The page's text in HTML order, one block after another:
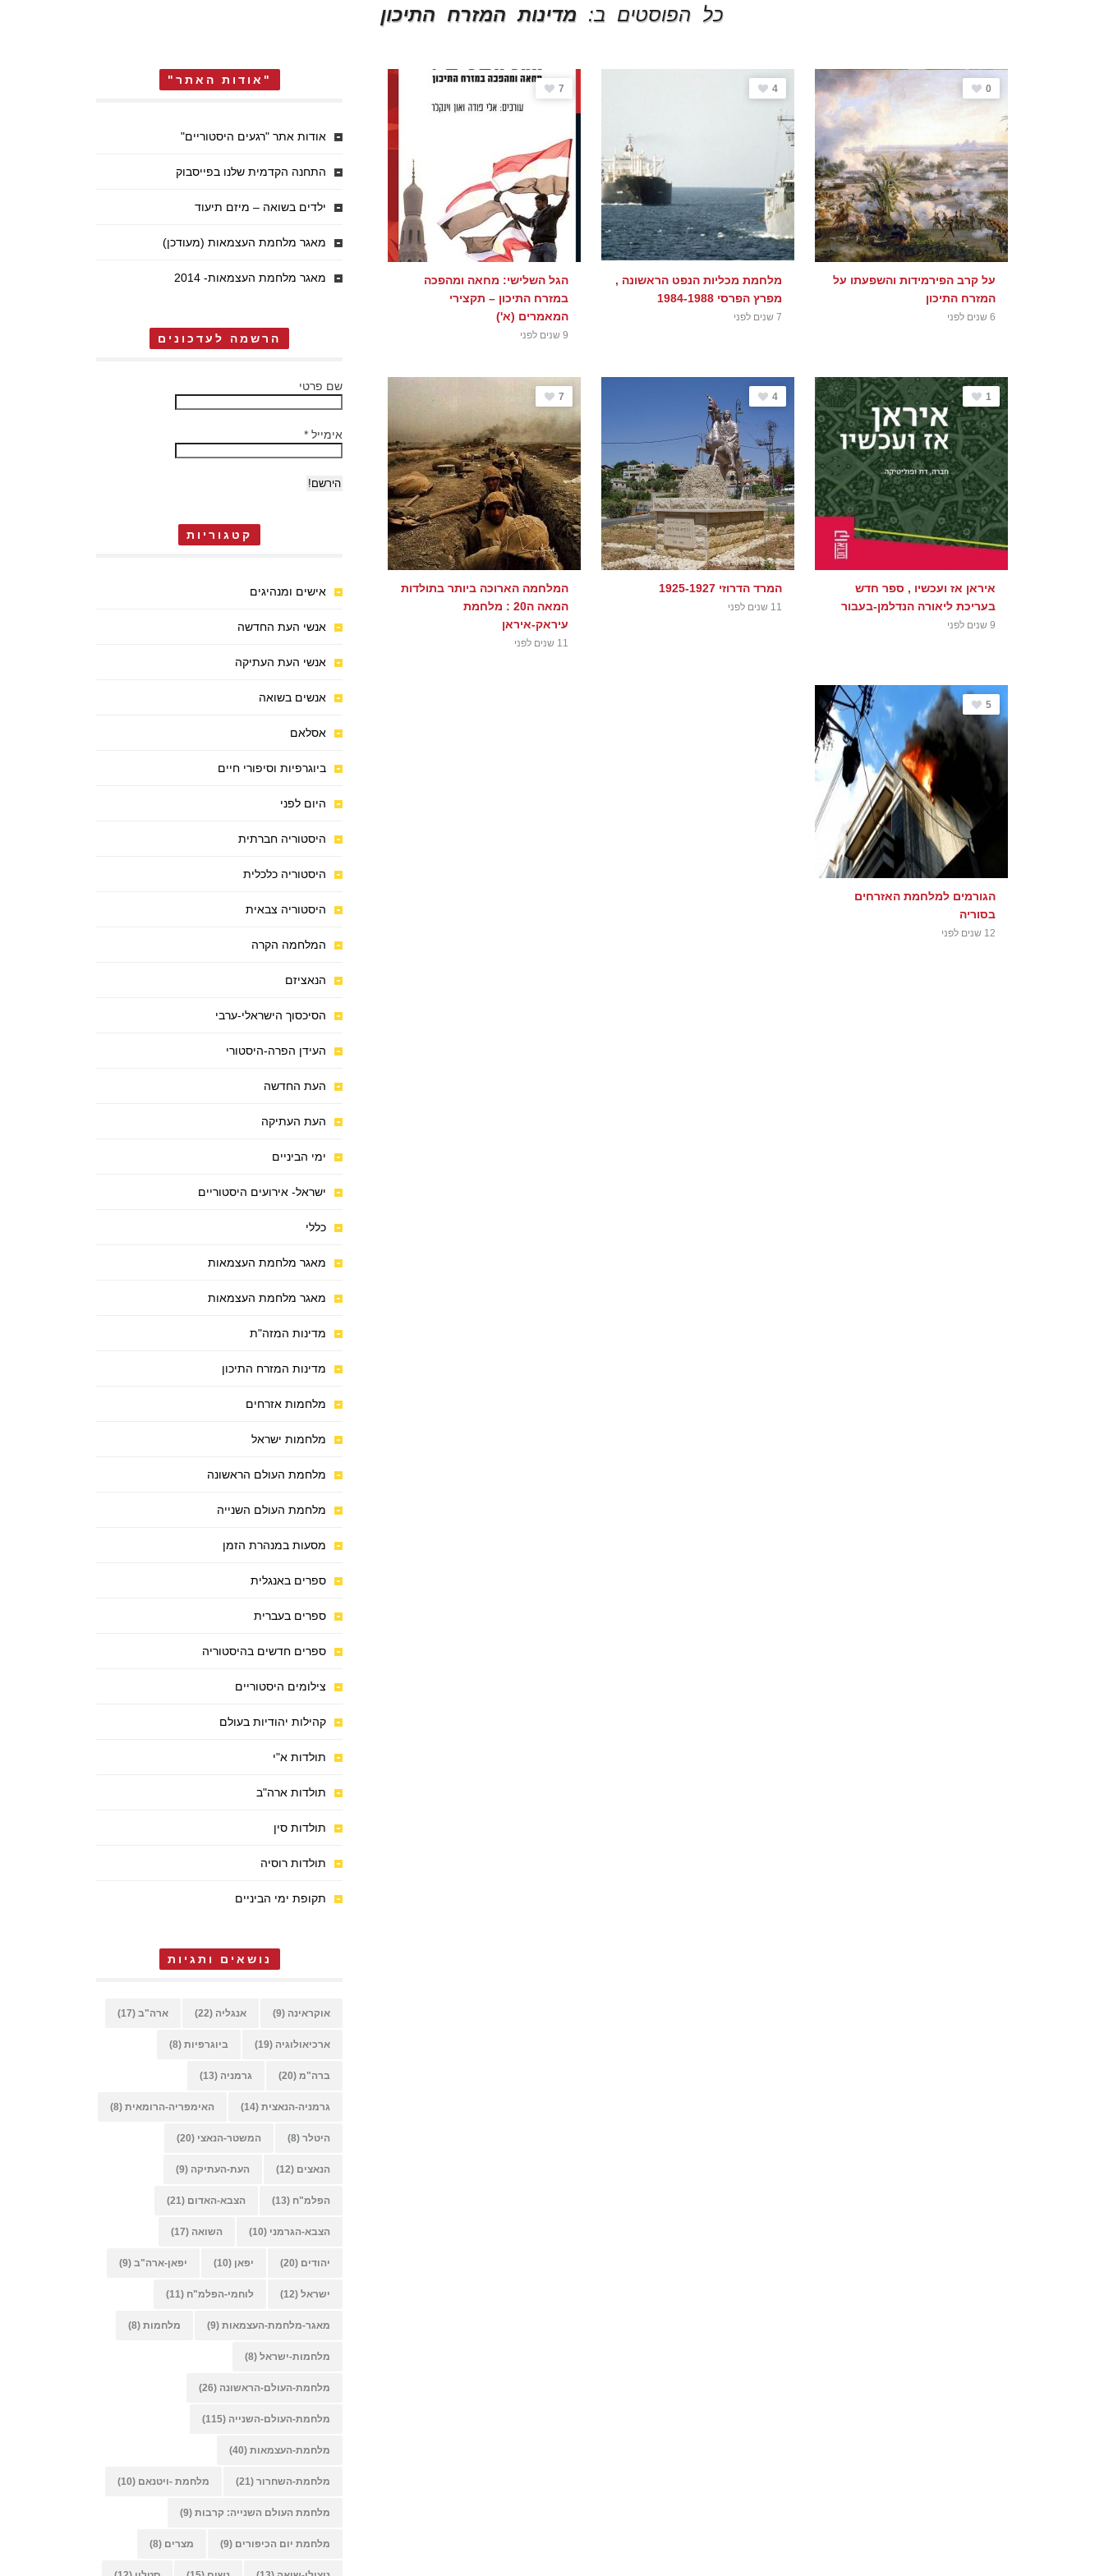
כל הפוסטים ב: מדינות המזרח התיכון
0
על קרב הפירמידות והשפעתו על
המזרח התיכון
6 שנים לפני
4
מלחמת מכליות הנפט הראשונה ,
מפרץ הפרסי 1984-1988
7 שנים לפני
7
הגל השלישי: מחאה ומהפכה
במזרח התיכון – תקצירי
המאמרים (א')
9 שנים לפני
1
איראן אז ועכשיו , ספר חדש
בעריכת ליאורה הנדלמן-בעבור
9 שנים לפני
4
המרד הדרוזי 1925-1927
11 שנים לפני
7
המלחמה הארוכה ביותר בתולדות
המאה ה20 : מלחמת
עיראק-איראן
11 שנים לפני
5
הגורמים למלחמת האזרחים
בסוריה
12 שנים לפני
"אודות האתר"
אודות אתר "רגעים היסטוריים"
התחנה הקדמית שלנו בפייסבוק
ילדים בשואה – מיזם תיעוד
מאגר מלחמת העצמאות (מעודכן)
מאגר מלחמת העצמאות- 2014
הרשמה לעדכונים
שם פרטי
אימייל *
קטגוריות
אישים ומנהיגים
אנשי העת החדשה
אנשי העת העתיקה
אנשים בשואה
אסלאם
ביוגרפיות וסיפורי חיים
היום לפני
היסטוריה חברתית
היסטוריה כלכלית
היסטוריה צבאית
המלחמה הקרה
הנאציזם
הסיכסוך הישראלי-ערבי
העידן הפרה-היסטורי
העת החדשה
העת העתיקה
ימי הביניים
ישראל- אירועים היסטוריים
כללי
מאגר מלחמת העצמאות
מאגר מלחמת העצמאות
מדינות המזה"ת
מדינות המזרח התיכון
מלחמות אזרחים
מלחמות ישראל
מלחמת העולם הראשונה
מלחמת העולם השנייה
מסעות במנהרת הזמן
ספרים באנגלית
ספרים בעברית
ספרים חדשים בהיסטוריה
צילומים היסטוריים
קהילות יהודיות בעולם
תולדות א"י
תולדות ארה"ב
תולדות סין
תולדות רוסיה
תקופת ימי הביניים
נושאים ותגיות
אוקראינה (9) אנגליה (22) ארה"ב (17)
ארכיאולוגיה (19) ביוגרפיות (8)
ברה"מ (20) גרמניה (13)
גרמניה-הנאצית (14) האימפריה-הרומאית (8)
היטלר (8) המשטר-הנאצי (20)
הנאצים (12) העת-העתיקה (9)
הפלמ"ח (13) הצבא-האדום (21)
הצבא-הגרמני (10) השואה (17)
יהודים (20) יפאן (10) יפאן-ארה"ב (9)
ישראל (12) לוחמי-הפלמ"ח (11)
מאגר-מלחמת-העצמאות (9) מלחמות (8)
מלחמות-ישראל (8)
מלחמת-העולם-הראשונה (26)
מלחמת-העולם-השנייה (115)
מלחמת-העצמאות (40)
מלחמת-השחרור (21) מלחמת -ויטנאם (10)
מלחמת העולם השנייה: קרבות (9)
מלחמת יום הכיפורים (9) מצרים (8)